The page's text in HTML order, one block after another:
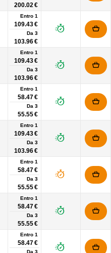
200.02 €
Entro 1
109.43 €
Da 3
103.96 €
Entro 1
109.43 €
Da 3
103.96 €
Entro 1
58.47 €
Da 3
55.55 €
Entro 1
109.43 €
Da 3
103.96 €
Entro 1
58.47 €
Da 3
55.55 €
Entro 1
58.47 €
Da 3
55.55 €
Entro 1
58.47 €
Da 3